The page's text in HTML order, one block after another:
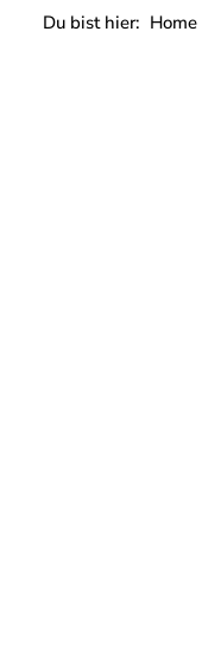
Du bist hier: Home